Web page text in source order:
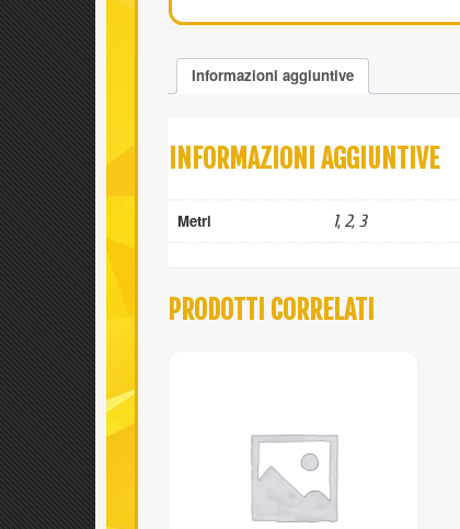
Informazioni aggiuntive
INFORMAZIONI AGGIUNTIVE
Metri 1, 2, 3
PRODOTTI CORRELATI